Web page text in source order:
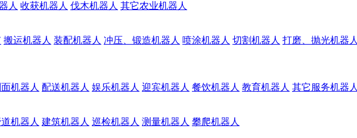
人 收获机器人 伐木机器人 其它农业机器人
搬运机器人 装配机器人 冲压、锻造机器人 喷涂机器人 切割机器人 打磨、抛光机器人
机器人 配送机器人 娱乐机器人 迎宾机器人 餐饮机器人 教育机器人 其它服务机器人
机器人 建筑机器人 巡检机器人 测量机器人 攀爬机器人